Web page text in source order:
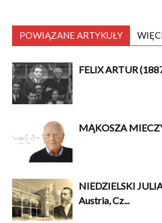
POWIĄZANE ARTYKUŁY
FELIX ARTUR
MĄKOSZA
NIEDZIELSKI
Austria, Cz...